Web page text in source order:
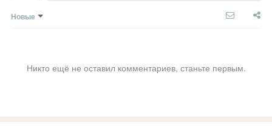
Новые
Никто ещё не оставил комментариев, станьте первым.